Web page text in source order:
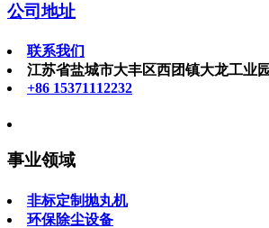
公司地址
联系我们
江苏省盐城市大丰区西团镇大龙工业
+86 15371112232
事业领域
非标定制抛丸机
环保除尘设备